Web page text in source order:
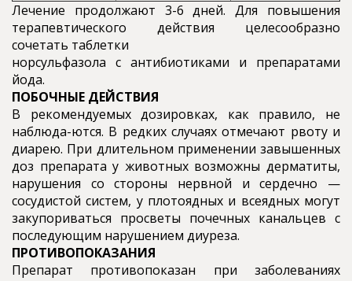
Лечение продолжают 3-6 дней. Для повышения
терапевтического действия целесообразно
сочетать таблетки
норсульфазола с антибиотиками и препаратами
йода.
ПОБОЧНЫЕ ДЕЙСТВИЯ
В рекомендуемых дозировках, как правило, не
наблюда-ются. В редких случаях отмечают рвоту и
диарею. При длительном применении завышенных
доз препарата у животных возможны дерматиты,
нарушения со стороны нервной и сердечно —
сосудистой систем, у плотоядных и всеядных могут
закупориваться просветы почечных канальцев с
последующим нарушением диуреза.
ПРОТИВОПОКАЗАНИЯ
Препарат противопоказан при заболеваниях